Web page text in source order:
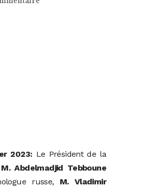
2023: Le Président de la
M. Abdelmadjid Tebboune
russe, M. Vladimir